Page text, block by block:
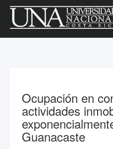
Ocupación en
actividades
Guanacaste